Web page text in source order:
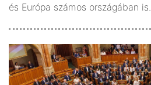
és Európa számos országában is.